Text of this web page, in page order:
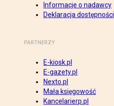
Informacje o nadawcy
Deklaracja dostępności
PARTNERZY
E-kiosk.pl
E-gazety.pl
Nexto.pl
Mała księgowość
Kancelarierp.pl